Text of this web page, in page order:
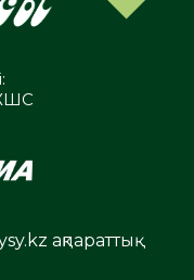
ақпараттық